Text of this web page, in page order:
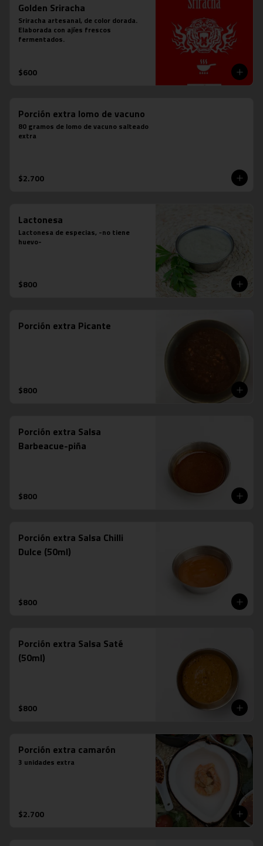
Golden Sriracha
Sriracha artesanal, de color dorada.
Elaborada con ajíes frescos
fermentados.
$600
Porción extra lomo de vacuno
80 gramos de lomo de vacuno salteado
extra
$2.700
Lactonesa
Lactonesa de especias, -no tiene
huevo-
$800
Porción extra Picante
$800
Porción extra Salsa
Barbeacue-piña
$800
Porción extra Salsa Chilli
Dulce (50ml)
$800
Porción extra Salsa Saté
(50ml)
$800
Porción extra camarón
3 unidades extra
$2.700